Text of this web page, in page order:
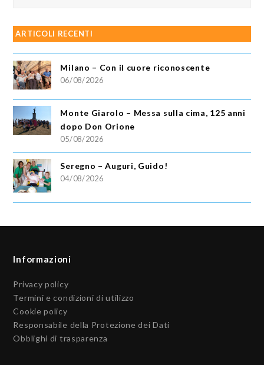
ARTICOLI RECENTI
Milano – Con il cuore riconoscente
06/08/2026
Monte Giarolo – Messa sulla cima, 125 anni
dopo Don Orione
05/08/2026
Seregno – Auguri, Guido!
04/08/2026
Informazioni
Privacy policy
Termini e condizioni di utilizzo
Cookie policy
Responsabile della Protezione dei Dati
Obblighi di trasparenza